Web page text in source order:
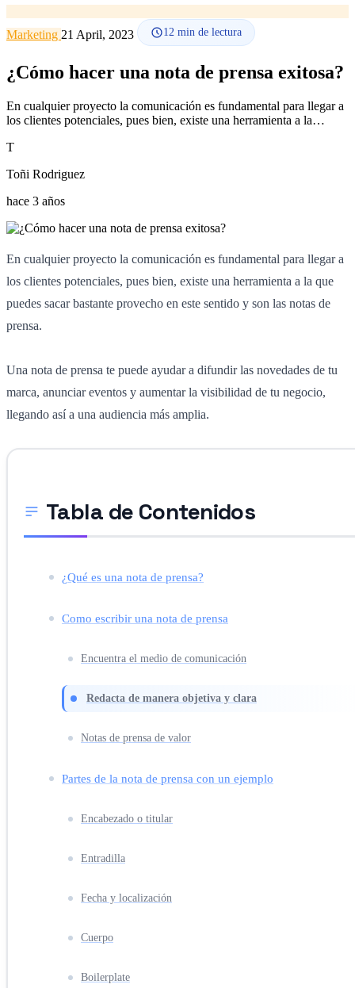
Marketing 21 April, 2023 12 min de lectura
¿Cómo hacer una nota de prensa exitosa?
En cualquier proyecto la comunicación es fundamental para llegar a
los clientes potenciales, pues bien, existe una herramienta a la…
T
Toñi Rodriguez
hace 3 años
En cualquier proyecto la comunicación es fundamental para llegar a
los clientes potenciales, pues bien, existe una herramienta a la que
puedes sacar bastante provecho en este sentido y son las notas de
prensa.
Una nota de prensa te puede ayudar a difundir las novedades de tu
marca, anunciar eventos y aumentar la visibilidad de tu negocio,
llegando así a una audiencia más amplia.
Tabla de Contenidos
¿Qué es una nota de prensa?
Como escribir una nota de prensa
Encuentra el medio de comunicación
Redacta de manera objetiva y clara
Notas de prensa de valor
Partes de la nota de prensa con un ejemplo
Encabezado o titular
Entradilla
Fecha y localización
Cuerpo
Boilerplate